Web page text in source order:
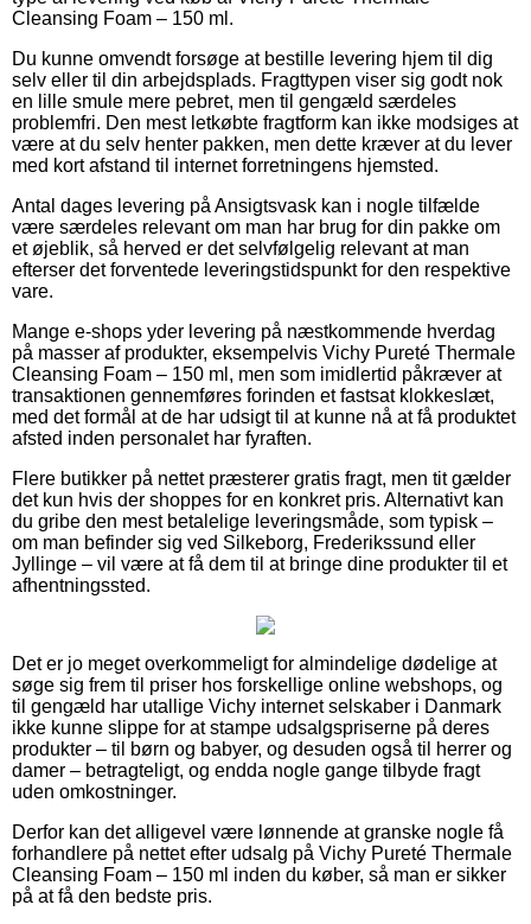
Cleansing Foam – 150 ml.
Du kunne omvendt forsøge at bestille levering hjem til dig
selv eller til din arbejdsplads. Fragttypen viser sig godt nok
en lille smule mere pebret, men til gengæld særdeles
problemfri. Den mest letkøbte fragtform kan ikke modsiges at
være at du selv henter pakken, men dette kræver at du lever
med kort afstand til internet forretningens hjemsted.
Antal dages levering på Ansigtsvask kan i nogle tilfælde
være særdeles relevant om man har brug for din pakke om
et øjeblik, så herved er det selvfølgelig relevant at man
efterser det forventede leveringstidspunkt for den respektive
vare.
Mange e-shops yder levering på næstkommende hverdag
på masser af produkter, eksempelvis Vichy Pureté Thermale
Cleansing Foam – 150 ml, men som imidlertid påkræver at
transaktionen gennemføres forinden et fastsat klokkeslæt,
med det formål at de har udsigt til at kunne nå at få produktet
afsted inden personalet har fyraften.
Flere butikker på nettet præsterer gratis fragt, men tit gælder
det kun hvis der shoppes for en konkret pris. Alternativt kan
du gribe den mest betalelige leveringsmåde, som typisk –
om man befinder sig ved Silkeborg, Frederikssund eller
Jyllinge – vil være at få dem til at bringe dine produkter til et
afhentningssted.
Det er jo meget overkommeligt for almindelige dødelige at
søge sig frem til priser hos forskellige online webshops, og
til gengæld har utallige Vichy internet selskaber i Danmark
ikke kunne slippe for at stampe udsalgspriserne på deres
produkter – til børn og babyer, og desuden også til herrer og
damer – betragteligt, og endda nogle gange tilbyde fragt
uden omkostninger.
Derfor kan det alligevel være lønnende at granske nogle få
forhandlere på nettet efter udsalg på Vichy Pureté Thermale
Cleansing Foam – 150 ml inden du køber, så man er sikker
på at få den bedste pris.